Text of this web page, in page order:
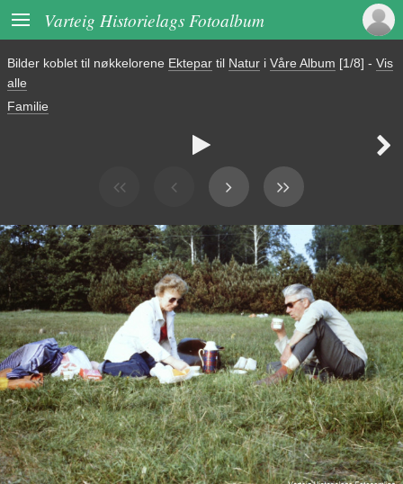
 Varteig Historielags Fotoalbum
Bilder koblet til nøkkelorene Ektepar til Natur i Våre Album [1/8] - Vis
alle
Familie
 